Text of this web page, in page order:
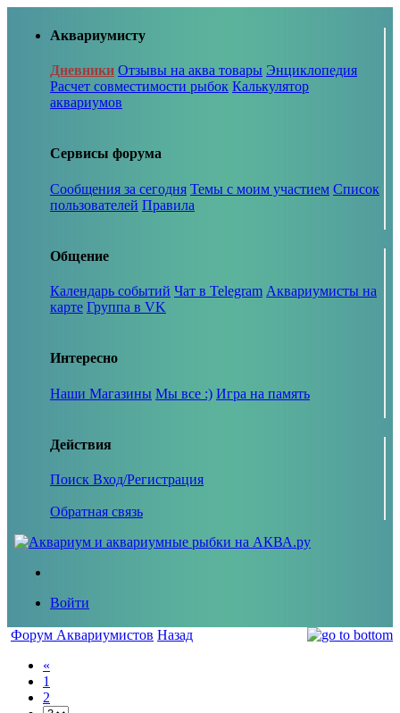
Аквариумисту
Дневники Отзывы на аква товары Энциклопедия
Расчет совместимости рыбок Калькулятор
аквариумов
Сервисы форума
Сообщения за сегодня Темы с моим участием Список
пользователей Правила
Общение
Календарь событий Чат в Telegram Аквариумисты на
карте Группа в VK
Интересно
Наши Магазины Мы все :) Игра на память
Действия
Поиск Вход/Регистрация
Обратная связь
Войти
Форум Аквариумистов Назад
«
1
2